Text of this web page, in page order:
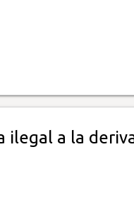
ilegal a la